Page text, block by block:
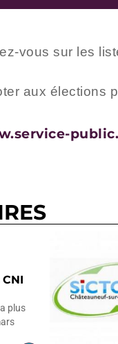
vous sur les
aux élections
plus